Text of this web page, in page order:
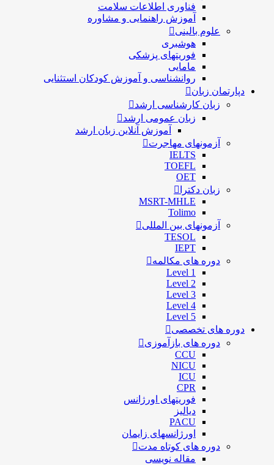
فناوری اطلاعات سلامت
آموزش راهنمایی و مشاوره
علوم بالینی
هوشبری
فوریتهای پزشکی
مامایی
روانشناسی و آموزش کودکان استثنایی
دپارتمان زبان
زبان کارشناسی ارشد
زبان عمومی ارشد
آموزش آنلاین زبان ارشد
آزمونهای مهاجرت
IELTS
TOEFL
OET
زبان دکترا
MSRT-MHLE
Tolimo
آزمونهای بین المللی
TESOL
IEPT
دوره های مکالمه
Level 1
Level 2
Level 3
Level 4
Level 5
دوره های تخصصی
دوره های بازآموزی
CCU
NICU
ICU
CPR
فوریتهای اورژانس
دیالیز
PACU
اورژانسهای زایمان
دوره های کوتاه مدت
مقاله نویسی